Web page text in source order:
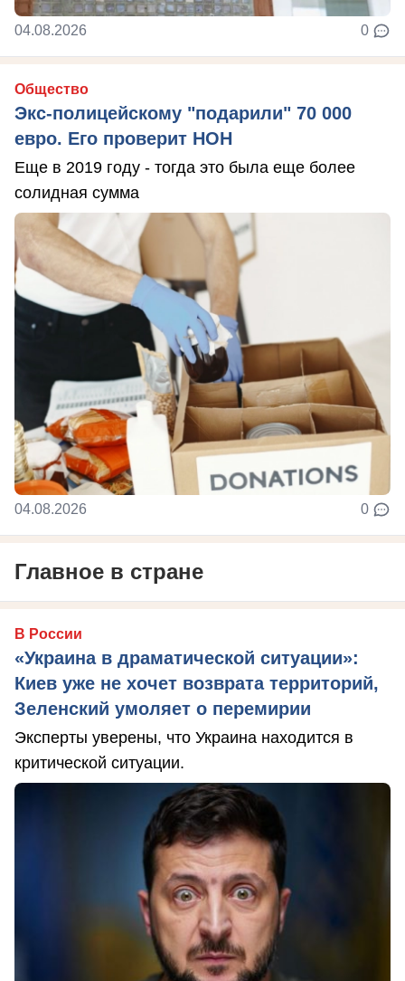
04.08.2026 0
Общество
Экс-полицейскому "подарили" 70 000
евро. Его проверит НОН
Еще в 2019 году - тогда это была еще более
солидная сумма
04.08.2026 0
Главное в стране
В России
«Украина в драматической ситуации»:
Киев уже не хочет возврата территорий,
Зеленский умоляет о перемирии
Эксперты уверены, что Украина находится в
критической ситуации.